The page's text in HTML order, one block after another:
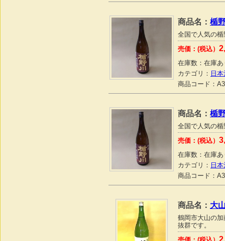
商品名： 楯
全国で人気の
売価：(税込）
在庫数： 在庫あ
カテゴリ： 日
商品コード：
商品名： 楯
全国で人気の
売価：(税込）
在庫数： 在庫あ
カテゴリ： 日
商品コード：
商品名： 大
鶴岡市大山の
抜群です。